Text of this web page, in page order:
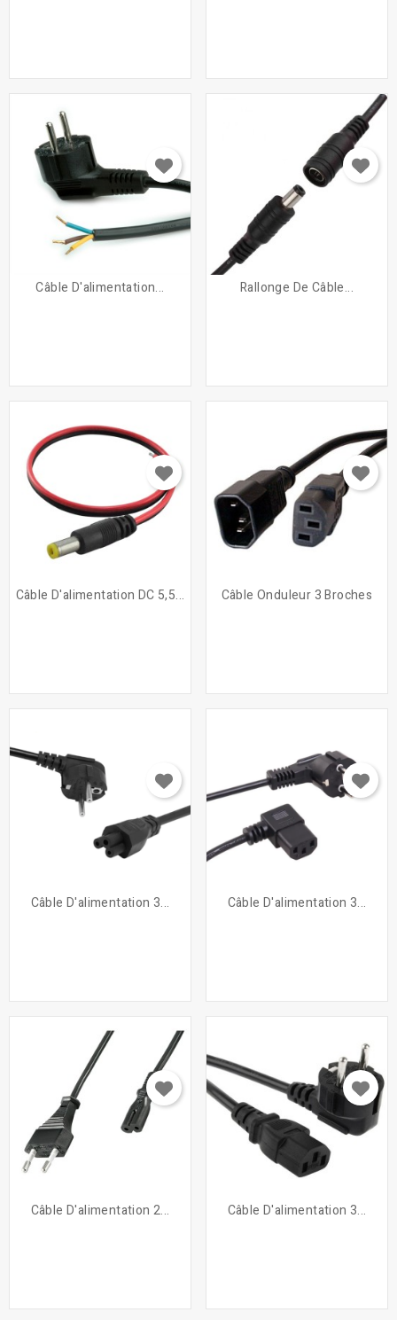
Câble D'alimentation... Rallonge De Câble...
Câble D'alimentation DC 5,5... Câble Onduleur 3 Broches
Câble D'alimentation 3... Câble D'alimentation 3...
Câble D'alimentation 2... Câble D'alimentation 3...